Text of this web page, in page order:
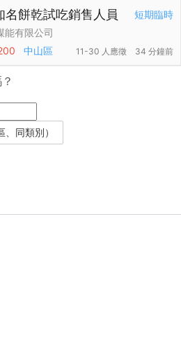
短期臨時
餅乾試吃銷售人員
能有限公司
中山區 11-30 人應徵 34 分鐘前